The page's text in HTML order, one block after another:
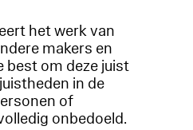
het werk van
makers en
best om deze juist
in de
of
onbedoeld.